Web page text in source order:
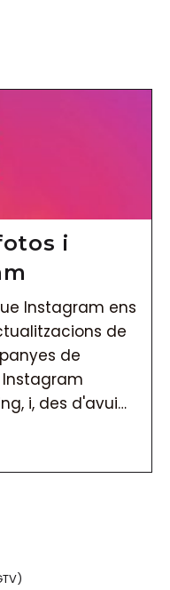
i
Instagram ens
de
de
i, des d'avui…